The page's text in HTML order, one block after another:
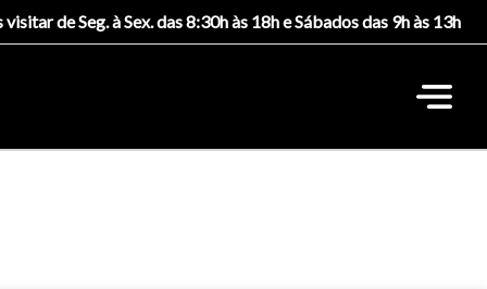
visitar de Seg. à Sex. das 8:30h às 18h e Sábados das 9h às 13h